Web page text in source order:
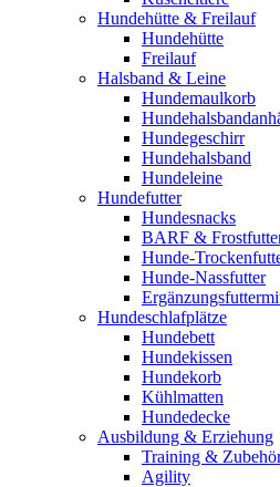
Hundehütte & Freilauf
Hundehütte
Freilauf
Halsband & Leine
Hundemaulkorb
Hundegeschirr
Hundehalsband
Hundeleine
Hundefutter
Hundesnacks
BARF &
Hunde-
Hunde-Nassfutter
Hundeschlafplätze
Hundebett
Hundekissen
Hundekorb
Kühlmatten
Hundedecke
Ausbildung & Erziehung
Training &
Agility